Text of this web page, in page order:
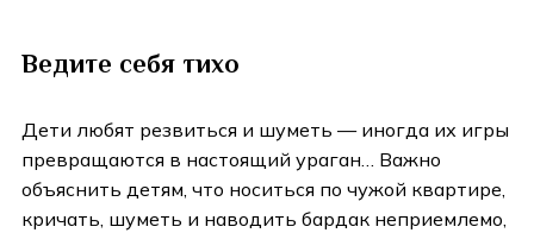
Ведите себя тихо
Дети любят резвиться и шуметь — иногда их игры
превращаются в настоящий ураган… Важно
объяснить детям, что носиться по чужой квартире,
кричать, шуметь и наводить бардак неприемлемо,